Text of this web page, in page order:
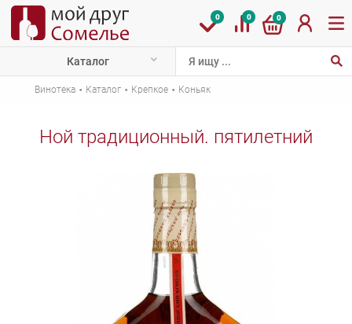
0 0 0
Каталог
Винотека · Каталог · Крепкое · Коньяк
Ной традиционный. пятилетний